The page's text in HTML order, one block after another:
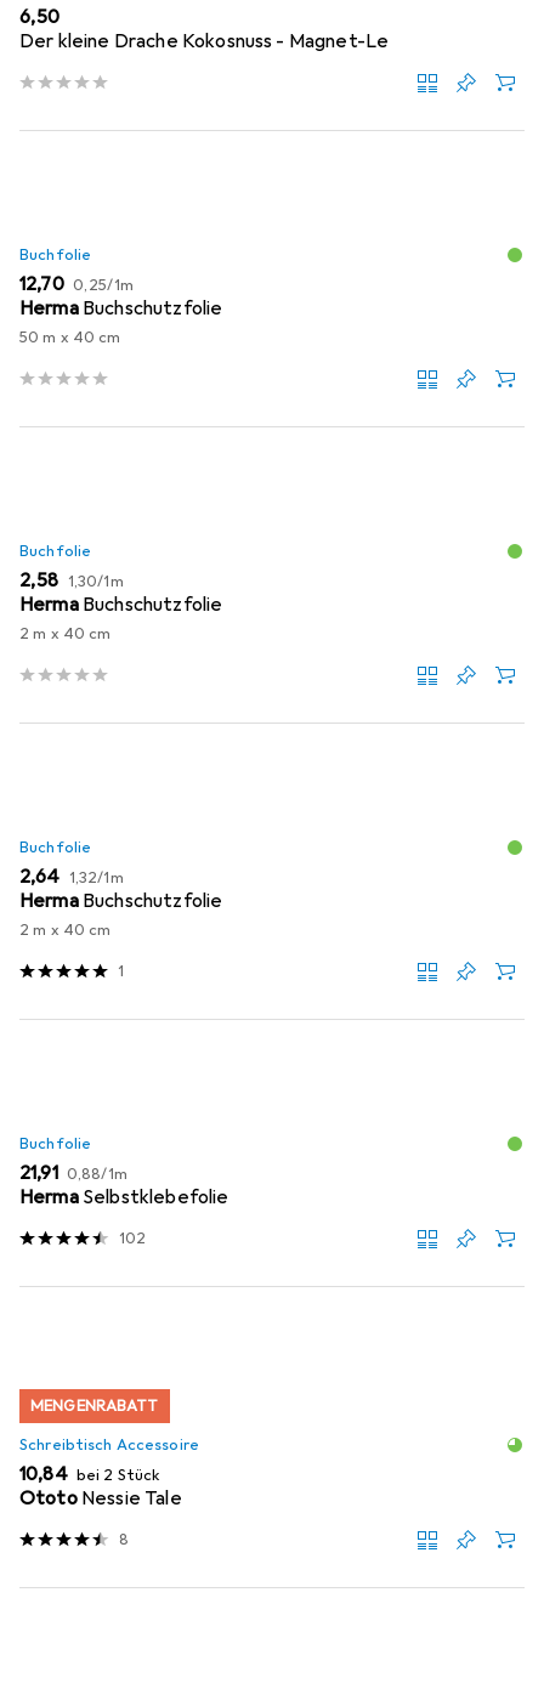
EUR
6,50
Der kleine Drache Kokosnuss - Magnet-Le
Buchfolie
EUR
12,70 EUR
0,25/1m
Herma Buchschutzfolie
50 m x 40 cm
Buchfolie
EUR
2,58 EUR
1,30/1m
Herma Buchschutzfolie
2 m x 40 cm
Buchfolie
EUR
2,64 EUR
1,32/1m
Herma Buchschutzfolie
2 m x 40 cm
1
Buchfolie
EUR
21,91 EUR
0,88/1m
Herma Selbstklebefolie
102
MENGENRABATT
Schreibtisch Accessoire
EUR
10,84 bei 2 Stück
Ototo Nessie Tale
8